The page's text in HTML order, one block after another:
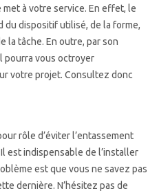
à votre service. En effet, le
du dispositif utilisé, de la forme,
la tâche. En outre, par son
pourra vous octroyer
votre projet. Consultez donc
rôle d’éviter l’entassement
est indispensable de l’installer
est que vous ne savez pas
dernière. N’hésitez pas de